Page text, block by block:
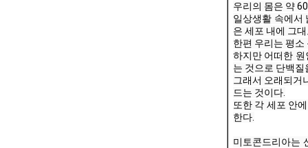
우리의 몸은 약
일상생활 속에서
은 세포 내에 그
한편 우리는 평
하지만 어떠한
는 것으로 단백질
그래서 오래되거
드는 것이다.
또한 각 세포 안
한다.
미토콘드리아는